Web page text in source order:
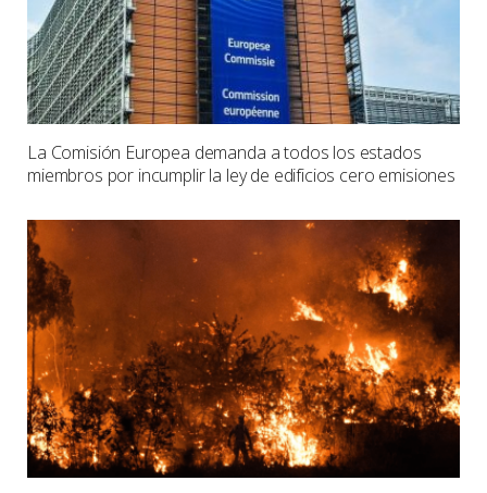
La Comisión Europea demanda a todos los estados
miembros por incumplir la ley de edificios cero emisiones